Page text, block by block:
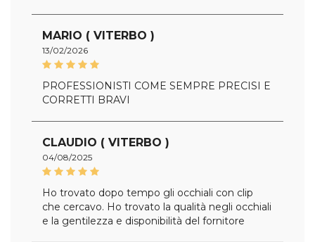
MARIO ( VITERBO )
13/02/2026
PROFESSIONISTI COME SEMPRE PRECISI E
CORRETTI BRAVI
CLAUDIO ( VITERBO )
04/08/2025
Ho trovato dopo tempo gli occhiali con clip
che cercavo. Ho trovato la qualità negli occhiali
e la gentilezza e disponibilità del fornitore